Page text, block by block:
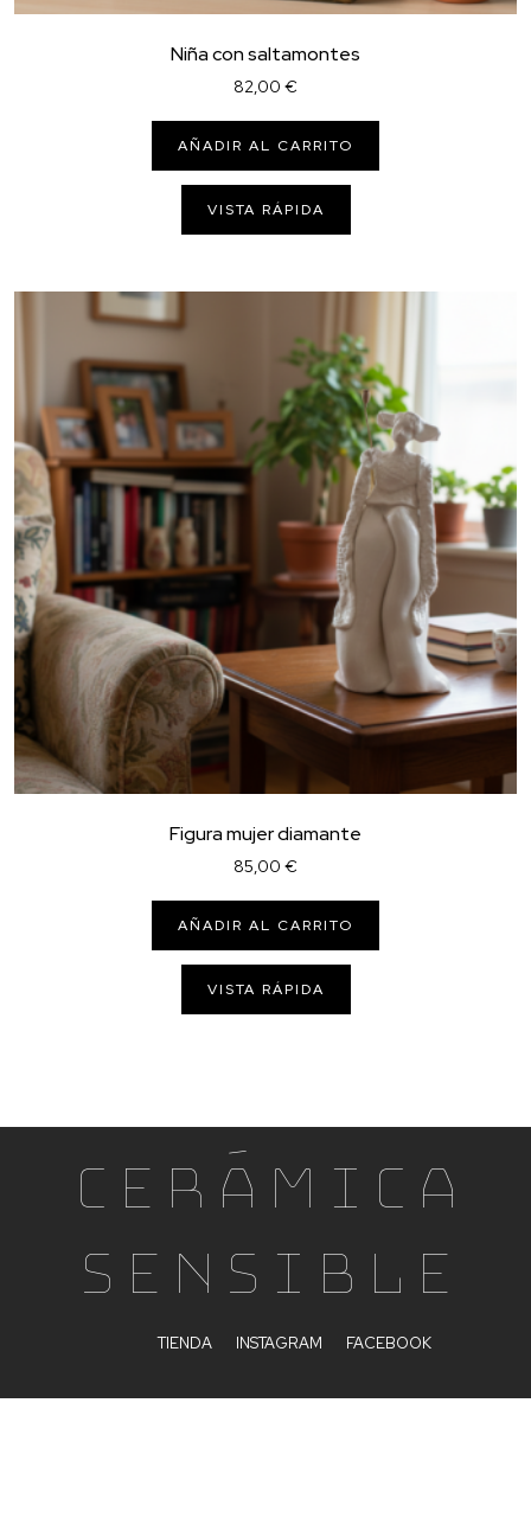
Niña con saltamontes
82,00 €
AÑADIR AL CARRITO
VISTA RÁPIDA
Figura mujer diamante
85,00 €
AÑADIR AL CARRITO
VISTA RÁPIDA
Cerámica
Sensible
TIENDA INSTAGRAM FACEBOOK